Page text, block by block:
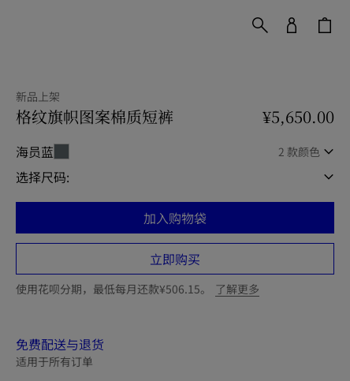
新品上架
格纹旗帜图案棉质短裤 价格 ¥5,650.00 新品上架
¥5,650.00
海员蓝 2 款颜色
选择尺码:
加入购物袋
立即购买
使用花呗分期，最低每月还款¥506.15。 了解更多
免费配送与退货
适用于所有订单